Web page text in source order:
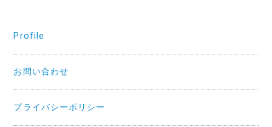
Profile
お問い合わせ
プライバシーポリシー